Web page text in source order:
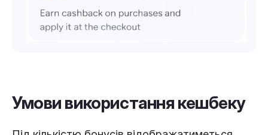
Умови використання кешбеку